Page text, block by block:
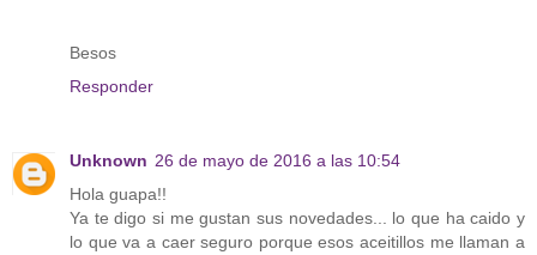
Besos
Responder
Unknown 26 de mayo de 2016 a las 10:54
Hola guapa!!
Ya te digo si me gustan sus novedades... lo que ha caido y
lo que va a caer seguro porque esos aceitillos me llaman a